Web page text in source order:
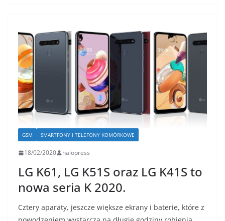
GSM SMARTFONY I TELEFONY KOMÓRKOWE
18/02/2020 halopress
LG K61, LG K51S oraz LG K41S to
nowa seria K 2020.
Cztery aparaty, jeszcze większe ekrany i baterie, które z